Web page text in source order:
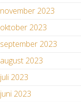
november 2023
oktober 2023
september 2023
august 2023
juli 2023
juni 2023